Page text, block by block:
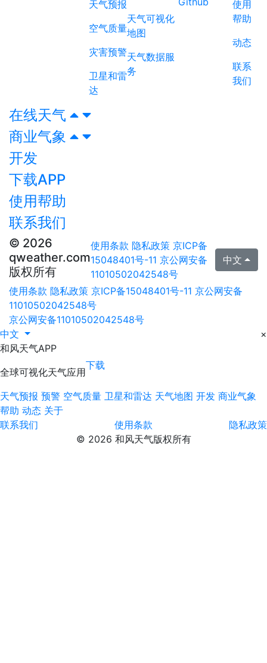
天气预报
空气质量
灾害预警
卫星和雷
达
天气可视化
地图
天气数据服
务
使用
帮助
动态
联系
我们
在线天气
商业气象
开发
下载APP
使用帮助
联系我们
© 2026
qweather.com
版权所有
使用条款 隐私政策 京ICP备
15048401号-11 京公网安备
11010502042548号
中文
使用条款 隐私政策 京ICP备15048401号-11 京公网安备
11010502042548号
京公网安备11010502042548号
中文
×
和风天气APP
全球可视化天气应用
下载
天气预报 预警 空气质量 卫星和雷达 天气地图 开发 商业气象
帮助 动态 关于
联系我们
使用条款
隐私政策
© 2026 和风天气版权所有